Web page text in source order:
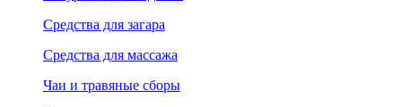
Средства для загара
Средства для массажа
Чаи и травяные сборы